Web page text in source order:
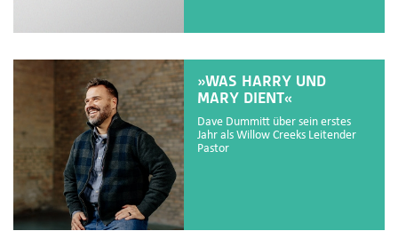
»WAS HARRY UND
MARY DIENT«
Dave Dummitt über sein erstes
Jahr als Willow Creeks Leitender
Pastor